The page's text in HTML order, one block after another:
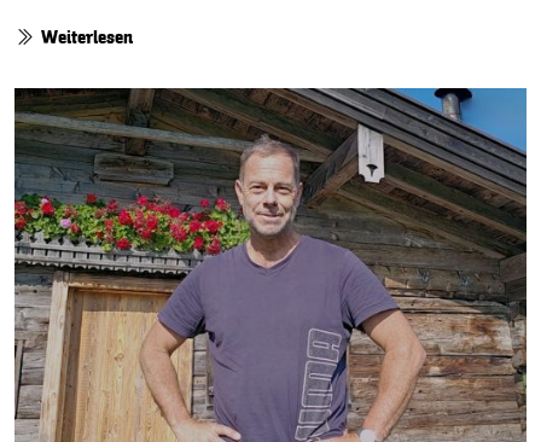
Weiterlesen